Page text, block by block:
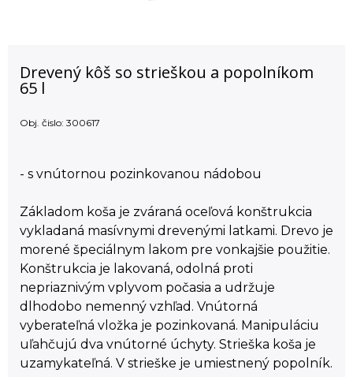
Drevený kôš so strieškou a popolníkom
65 l
Obj. čislo: 300617
- s vnútornou pozinkovanou nádobou
Základom koša je zváraná oceľová konštrukcia
vykladaná masívnymi drevenými latkami. Drevo je
morené špeciálnym lakom pre vonkajšie použitie.
Konštrukcia je lakovaná, odolná proti
nepriaznivým vplyvom počasia a udržuje
dlhodobo nemenný vzhľad. Vnútorná
vyberateľná vložka je pozinkovaná. Manipuláciu
uľahčujú dva vnútorné úchyty. Strieška koša je
uzamykateľná. V strieške je umiestnený popolník.